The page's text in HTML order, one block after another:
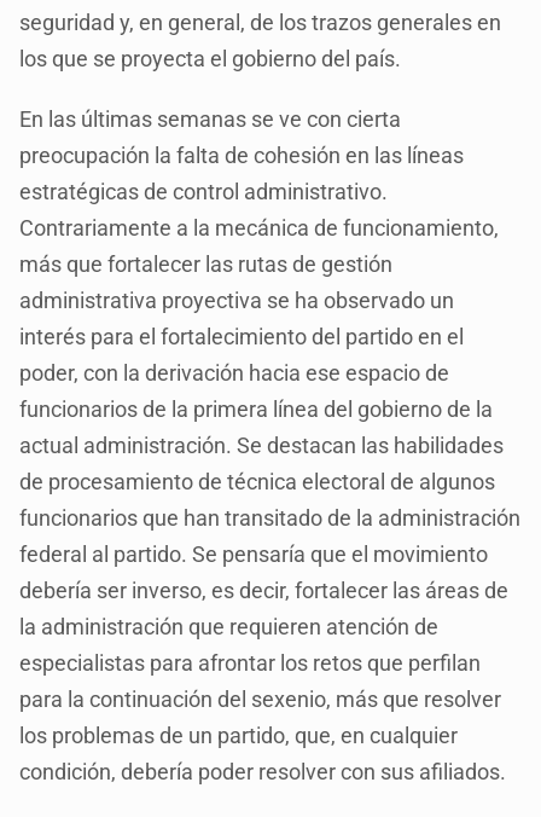
seguridad y, en general, de los trazos generales en
los que se proyecta el gobierno del país.
En las últimas semanas se ve con cierta
preocupación la falta de cohesión en las líneas
estratégicas de control administrativo.
Contrariamente a la mecánica de funcionamiento,
más que fortalecer las rutas de gestión
administrativa proyectiva se ha observado un
interés para el fortalecimiento del partido en el
poder, con la derivación hacia ese espacio de
funcionarios de la primera línea del gobierno de la
actual administración. Se destacan las habilidades
de procesamiento de técnica electoral de algunos
funcionarios que han transitado de la administración
federal al partido. Se pensaría que el movimiento
debería ser inverso, es decir, fortalecer las áreas de
la administración que requieren atención de
especialistas para afrontar los retos que perfilan
para la continuación del sexenio, más que resolver
los problemas de un partido, que, en cualquier
condición, debería poder resolver con sus afiliados.